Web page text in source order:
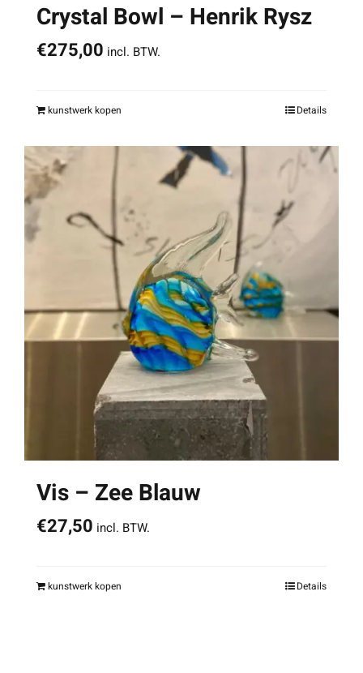
Crystal Bowl – Henrik Rysz
€275,00 incl. BTW.
kunstwerk kopen Details
Vis – Zee Blauw
€27,50 incl. BTW.
kunstwerk kopen Details